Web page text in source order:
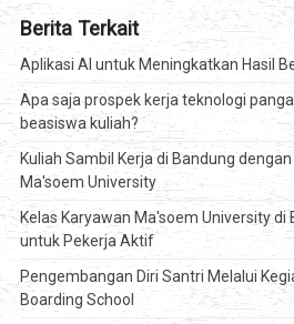
Berita Terkait
Aplikasi AI untuk Meningkatkan Hasil
Apa saja prospek kerja teknologi
beasiswa kuliah?
Kuliah Sambil Kerja di Bandung
Ma'soem University
Kelas Karyawan Ma'soem University di
untuk Pekerja Aktif
Pengembangan Diri Santri Melalui
Boarding School